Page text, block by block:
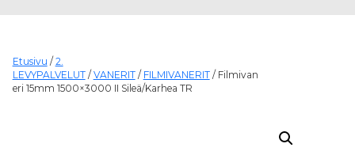
Etusivu / 2.
LEVYPALVELUT/ VANERIT/ FILMIVANERIT/ Filmivan
eri 15mm 1500×3000 II Sileä/Karhea TR